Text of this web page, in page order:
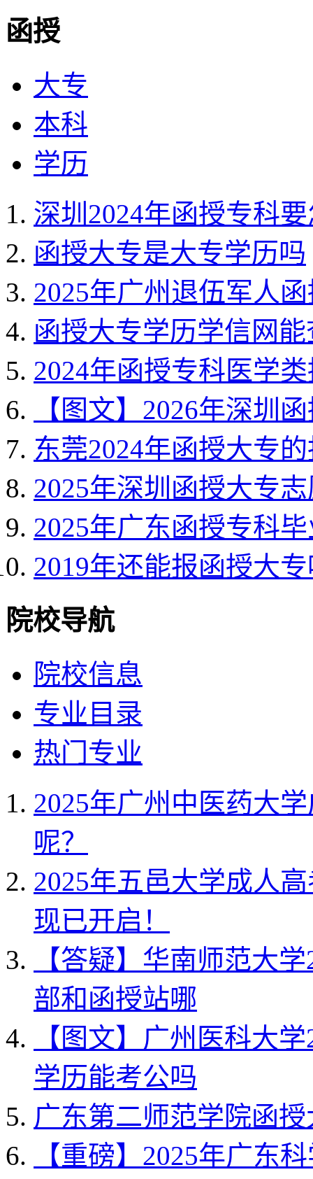
函授
大专
本科
学历
深圳2024年函授专科
函授大专是大专学历吗
2025年广州退伍军人
函授大专学历学信网
2024年函授专科医学
【图文】2026年深圳
东莞2024年函授大专
2025年深圳函授大专
2025年广东函授专科
2019年还能报函授大
院校导航
院校信息
专业目录
热门专业
2025年广州中医药大
呢？
2025年五邑大学成人
现已开启！
【答疑】华南师范大
部和函授站哪
【图文】广州医科大
学历能考公吗
广东第二师范学院函
【重磅】2025年广东